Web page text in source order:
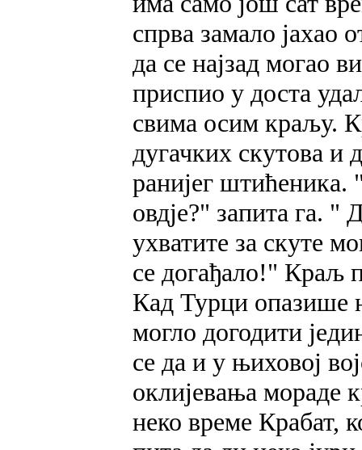
спрва замало јахао
да се најзад могао
приспио у доста
свима осим краљу.
дугачких скутова и
ранијег штићеника.
овдје?" запита га. "
ухватите за скуте
се догађало!" Краљ
Кад Турци опазише
могло догодити
се да и у њиховој
оклијевања мораде
неко време Крабат,